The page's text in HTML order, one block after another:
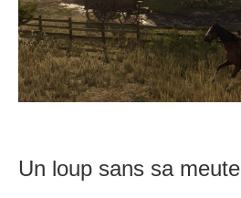
Un loup sans sa meute